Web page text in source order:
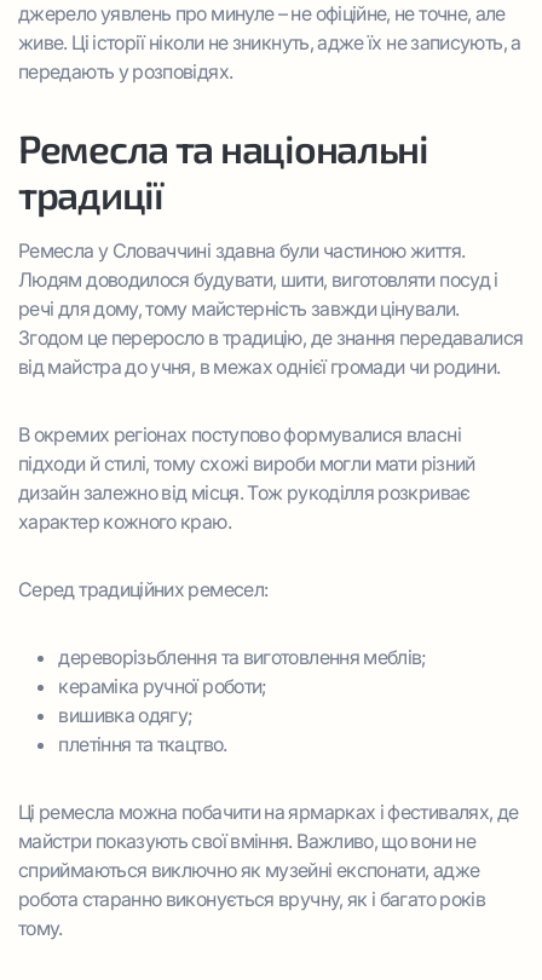
джерело уявлень про минуле – не офіційне, не точне, але
живе. Ці історії ніколи не зникнуть, адже їх не записують, а
передають у розповідях.
Ремесла та національні
традиції
Ремесла у Словаччині здавна були частиною життя.
Людям доводилося будувати, шити, виготовляти посуд і
речі для дому, тому майстерність завжди цінували.
Згодом це переросло в традицію, де знання передавалися
від майстра до учня, в межах однієї громади чи родини.
В окремих регіонах поступово формувалися власні
підходи й стилі, тому схожі вироби могли мати різний
дизайн залежно від місця. Тож рукоділля розкриває
характер кожного краю.
Серед традиційних ремесел:
дереворізьблення та виготовлення меблів;
кераміка ручної роботи;
вишивка одягу;
плетіння та ткацтво.
Ці ремесла можна побачити на ярмарках і фестивалях, де
майстри показують свої вміння. Важливо, що вони не
сприймаються виключно як музейні експонати, адже
робота старанно виконується вручну, як і багато років
тому.